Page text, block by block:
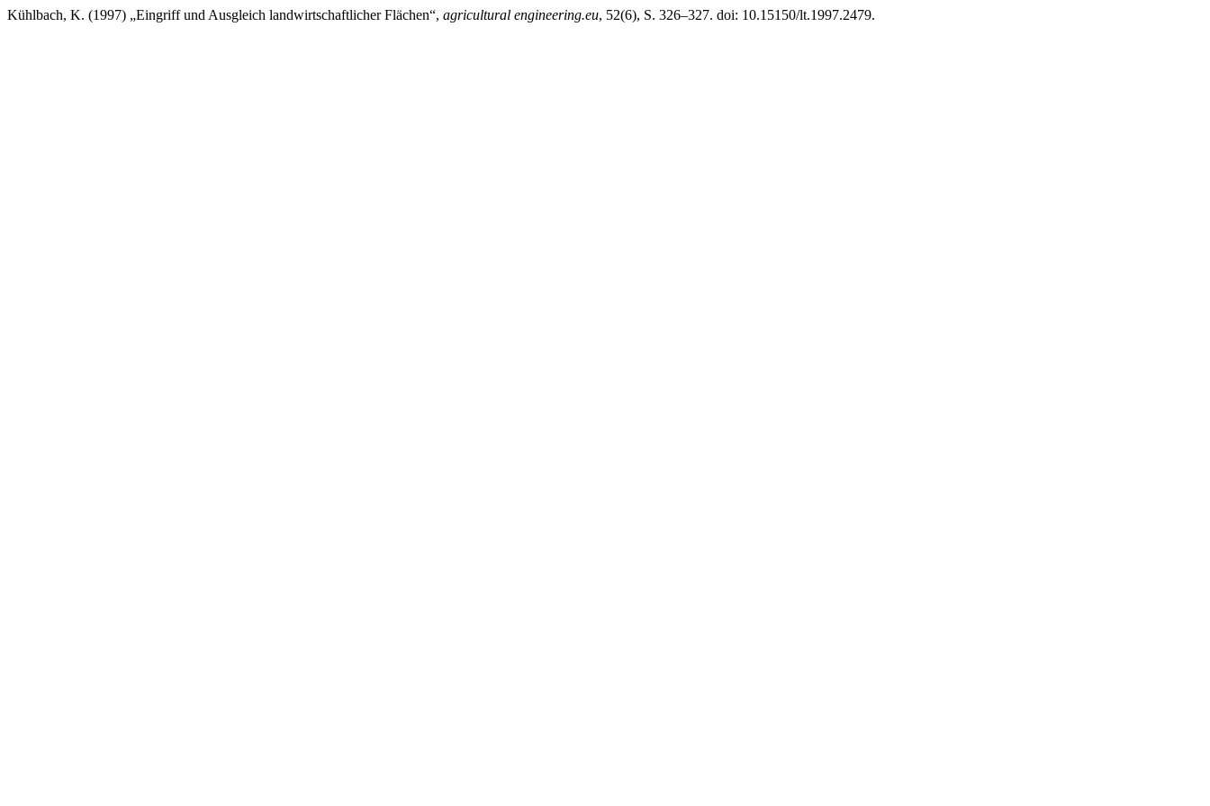
Kühlbach, K. (1997) „Eingriff und Ausgleich landwirtschaftlicher Flächen“, agricultural engineering.eu, 52(6), S. 326–327. doi: 10.15150/lt.1997.2479.